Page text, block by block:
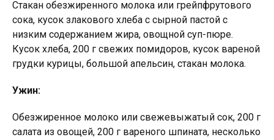
Стакан обезжиренного молока или грейпфрутового
сока, кусок злакового хлеба с сырной пастой с
низким содержанием жира, овощной суп-пюре.
Кусок хлеба, 200 г свежих помидоров, кусок вареной
грудки курицы, большой апельсин, стакан молока.
Ужин:
Обезжиренное молоко или свежевыжатый сок, 200 г
салата из овощей, 200 г вареного шпината, несколько